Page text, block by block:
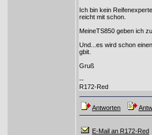
Ich bin kein
reicht mit schon.
MeineTS850 geben ich
Und...es wird schon
gbit.
Gruß
--
R172-Red
Antworten
E-Mail an R172-Red